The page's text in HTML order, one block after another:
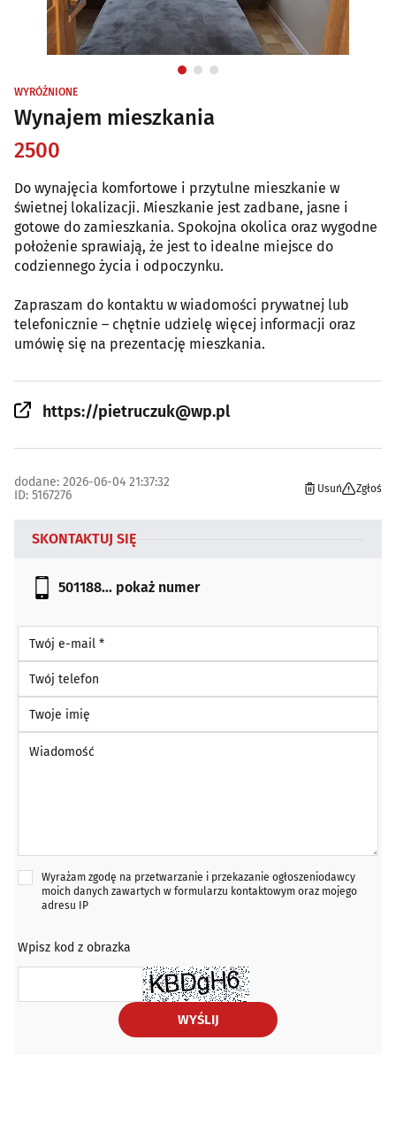
WYRÓŻNIONE
Wynajem mieszkania
2500
Do wynajęcia komfortowe i przytulne mieszkanie w
świetnej lokalizacji. Mieszkanie jest zadbane, jasne i
gotowe do zamieszkania. Spokojna okolica oraz wygodne
położenie sprawiają, że jest to idealne miejsce do
codziennego życia i odpoczynku.
Zapraszam do kontaktu w wiadomości prywatnej lub
telefonicznie – chętnie udzielę więcej informacji oraz
umówię się na prezentację mieszkania.
https://pietruczuk@wp.pl
dodane: 2026-06-04 21:37:32
ID: 5167276
Usuń Zgłoś
SKONTAKTUJ SIĘ
501188... pokaż numer
Twój e-mail *
Twój telefon
Twoje imię
Wyrażam zgodę na przetwarzanie i przekazanie ogłoszeniodawcy
moich danych zawartych w formularzu kontaktowym oraz mojego
adresu IP
Wpisz kod z obrazka
WYŚLIJ